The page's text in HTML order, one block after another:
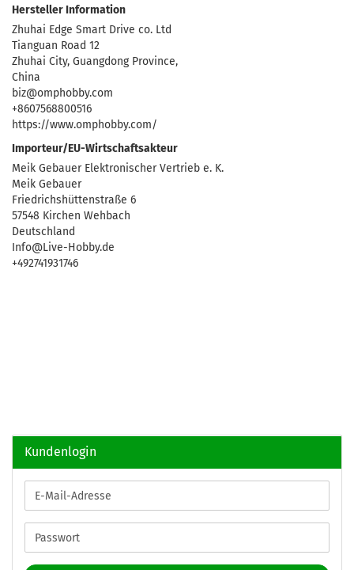
Hersteller Information
Zhuhai Edge Smart Drive co. Ltd
Tianguan Road 12
Zhuhai City, Guangdong Province,
China
biz@omphobby.com
+8607568800516
https://www.omphobby.com/
Importeur/EU-Wirtschaftsakteur
Meik Gebauer Elektronischer Vertrieb e. K.
Meik Gebauer
Friedrichshüttenstraße 6
57548 Kirchen Wehbach
Deutschland
Info@Live-Hobby.de
+492741931746
Kundenlogin
E-
Mail-
Adresse
Passwort